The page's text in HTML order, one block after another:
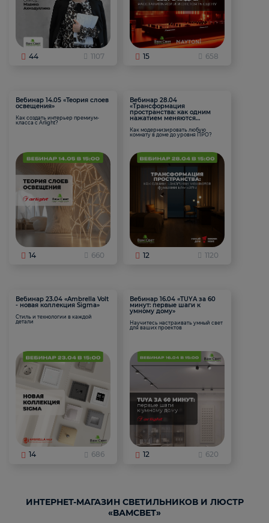
44 1107 15 658
Вебинар 14.05 «Теория слоев
освещения»
Как создать интерьер премиум-
класса с Arlight?
14 660
Вебинар 28.04
«Трансформация
пространства: как одним
нажатием меняются
Как модернизировать любую
комнату в доме до уровня ПРО?
12 1120
Вебинар 23.04 «Ambrella Volt
- новая коллекция Sigma»
Стиль и технологии в каждой
детали
14 686
Вебинар 16.04 «TUYA за 60
минут: первые шаги к
умному дому»
Научитесь настраивать умный свет
для ваших проектов
12 620
ИНТЕРНЕТ-МАГАЗИН СВЕТИЛЬНИКОВ И ЛЮСТР
«ВАМСВЕТ»